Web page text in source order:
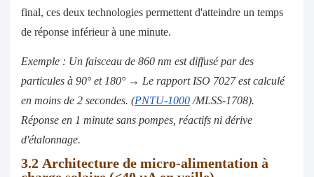
final, ces deux technologies permettent d'atteindre un temps
de réponse inférieur à une minute.
Exemple : Un faisceau de 860 nm est diffusé par des
particules à 90° et 180° → Le rapport ISO 7027 est calculé
en moins de 2 secondes. (PNTU-1000 /MLSS-1708).
Réponse en 1 minute sans pompes, réactifs ni dérive
d'étalonnage.
3.2 Architecture de micro-alimentation à